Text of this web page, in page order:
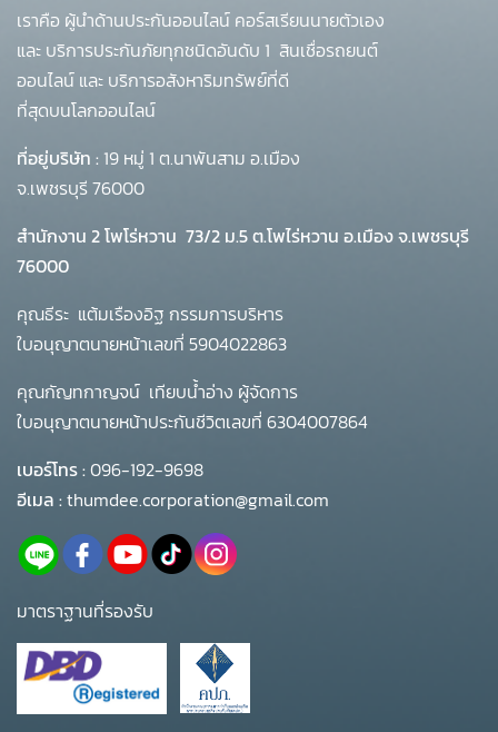
เราคือ ผู้นำด้านประกันออนไลน์ คอร์สเรียนนายตัวเอง
และ บริการประกันภัยทุกชนิดอันดับ 1 สินเชื่อรถยนต์
ออนไลน์ และ บริการอสังหาริมทรัพย์ที่ดี
ที่สุดบนโลกออนไลน์
ที่อยู่บริษัท : 19 หมู่ 1 ต.นาพันสาม อ.เมือง
จ.เพชรบุรี 76000
สำนักงาน 2 โพโร่หวาน 73/2 ม.5 ต.โพไร่หวาน อ.เมือง จ.เพชรบุรี
76000
คุณธีระ แต้มเรืองอิฐ กรรมการบริหาร
ใบอนุญาตนายหน้าเลขที่ 5904022863
คุณกัญทกาญจน์ เทียบน้ำอ่าง ผู้จัดการ
ใบอนุญาตนายหน้าประกันชีวิตเลขที่ 6304007864
เบอร์โทร :096-192-9698
อีเมล :thumdee.corporation@gmail.com
มาตราฐานที่รองรับ